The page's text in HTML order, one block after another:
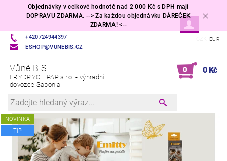
Objednávky v celkové hodnotě nad 2 000 Kč s DPH mají
DOPRAVU ZDARMA. --> Za každou objednávku DÁREČEK
ZDARMA! <--
+420724944397
ESHOP@VUNEBIS.CZ
EUR
Vůně BIS
FRYDRYCH PAP s.r.o. - výhradní
dovozce Saponia
0 0 Kč
NOVINKA
TIP